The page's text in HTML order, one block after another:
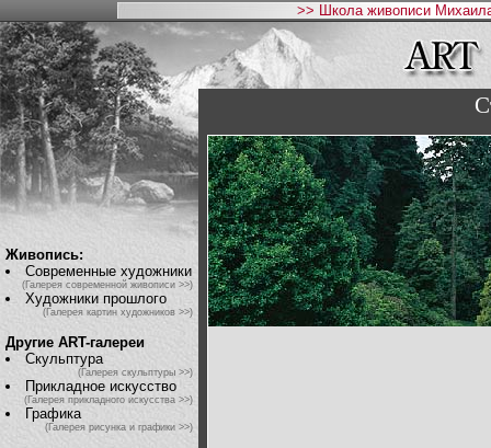
>> Школа живописи
Живопись:
Современные художники
(Галерея современной живописи >>)
Художники прошлого
(Галерея картин художников >>)
Другие ART-галереи
Скульптура
(Галерея скульптуры >>)
Прикладное искусство
(Галерея прикладного искусства >>)
Графика
(Галерея рисунка и графики >>)